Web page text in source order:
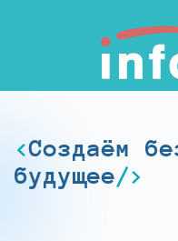
Создаём
будущее